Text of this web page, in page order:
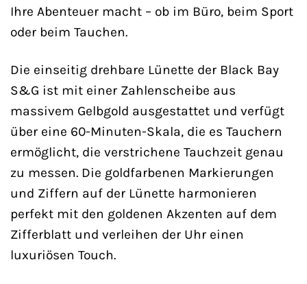
Ihre Abenteuer macht – ob im Büro, beim Sport
oder beim Tauchen.
Die einseitig drehbare Lünette der Black Bay
S&G ist mit einer Zahlenscheibe aus
massivem Gelbgold ausgestattet und verfügt
über eine 60-Minuten-Skala, die es Tauchern
ermöglicht, die verstrichene Tauchzeit genau
zu messen. Die goldfarbenen Markierungen
und Ziffern auf der Lünette harmonieren
perfekt mit den goldenen Akzenten auf dem
Zifferblatt und verleihen der Uhr einen
luxuriösen Touch.